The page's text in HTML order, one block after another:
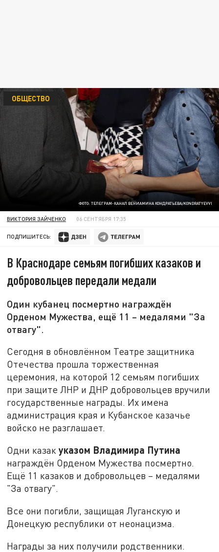
ФОТО: ТЕЛЕГРАМ-КАНАЛ ВЕНИАМИНА КОНДРАТЬЕВА/KONDRATYEVVI
ОБЩЕСТВО
ВИКТОРИЯ ЗАЙЧЕНКО 06 СЕНТЯБРЯ 17:35
ПОДПИШИТЕСЬ:
В Краснодаре семьям погибших казаков и
добровольцев передали медали
Один кубанец посмертно награждён
Орденом Мужества, ещё 11 – медалями "За
отвагу".
Сегодня в обновлённом Театре защитника
Отечества прошла торжественная
церемония, на которой 12 семьям погибших
при защите ЛНР и ДНР добровольцев вручили
государственные награды. Их имена
администрация края и Кубанское казачье
войско не разглашает.
Одни казакуказом Владимира Путина
награждён Орденом Мужества посмертно.
Ещё 11 казаков и добровольцев – медалями
"За отвагу".
Все они погибли, защищая Луганскую и
Донецкую республики от неонацизма.
Награды за них получили родственники.